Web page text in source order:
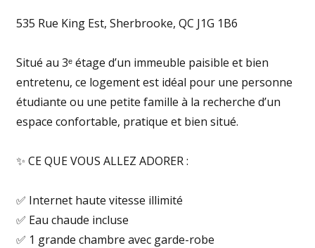
535 Rue King Est, Sherbrooke, QC J1G 1B6
Situé au 3ᵉ étage d’un immeuble paisible et bien
entretenu, ce logement est idéal pour une personne
étudiante ou une petite famille à la recherche d’un
espace confortable, pratique et bien situé.
✨ CE QUE VOUS ALLEZ ADORER :
✅ Internet haute vitesse illimité
✅ Eau chaude incluse
✅ 1 grande chambre avec garde-robe